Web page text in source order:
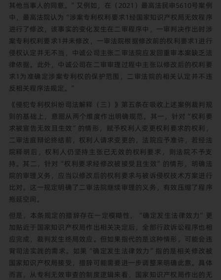
其他当事人的同意。”又例如，在（2021）最高法民申5610号案例
中，最高法院认为“涉案专利权利要求1经国家知识产权局无效程序
进行了修改，该事实的变化发生在二审程序中，一审判决作出时涉
案专利权利要求1并未修改，一审法院根据修改前的权利要求1进行
侵权认定并无不当，中诚公司主张二审法院应发回重审本案缺乏法
律依据。此外，中诚公司在二审审理过程中主张以修改后的权利要
求1为准确定涉案专利权的保护范围，二审法院的相关认定并不违
反相关程序法规定。”
《侵犯专利权纠纷司法解释（三）》第五条在吸收上述案例裁判规
则的基础上，意图从两个维度作出明确规范。其一，针对“权利要
求被宣告无效且生效”的情形，赋予权利人变更权利要求的权利，
二审法庭辩论终结前，权利人请求变更的，法院应予准许，若经法
院释明后，权利人仍坚持主张已无效的权利要求，则法院不予支
持。其二，针对“权利要求经修改被接受且生效”的情形，明确法
院的审理义务，应当以修改后的权利要求与被诉侵权技术方案进行
比对。这一规定明确了二审法院继续审理的义务，有效压缩了程序
拖延空间。
但是，本条规定的措辞存在一定模糊性，“确定发生法律效力”更
加贴近于国家知识产权局作出相关决定后，全部行政诉讼程序也相
应完成，裁判发生终局效应。但如果指代的是这种情形，可能会违
背司法实践的需求。如果“确定发生法律效力”指的是相关修改被
国家知识产权局接受，措辞可能需要进一步调整来明确此意。具体
而言，从专利无效审查的制度逻辑来看，国家知识产权局作出的无